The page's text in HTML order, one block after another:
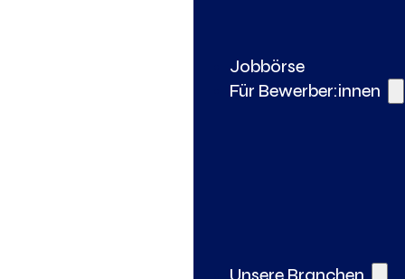
Jobbörse
Für Bewerber:innen